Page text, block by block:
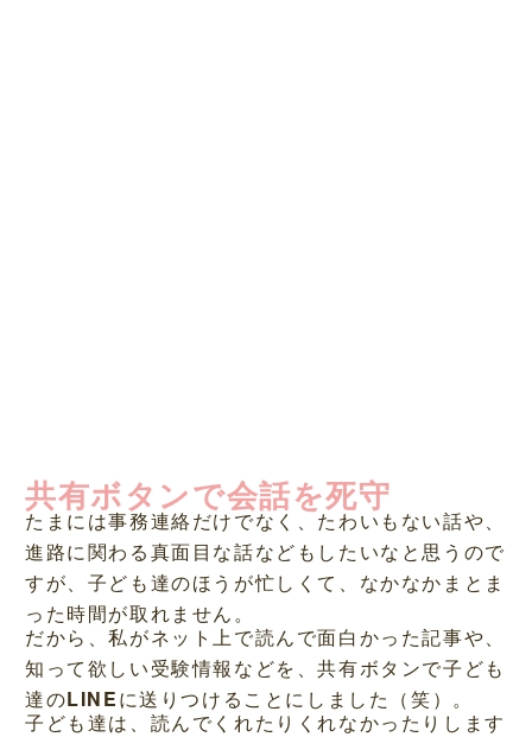
共有ボタンで会話を死守
たまには事務連絡だけでなく、たわいもない話や、
進路に関わる真面目な話などもしたいなと思うので
すが、子ども達のほうが忙しくて、なかなかまとま
った時間が取れません。
だから、私がネット上で読んで面白かった記事や、
知って欲しい受験情報などを、共有ボタンで子ども
達のLINEに送りつけることにしました（笑）。
子ども達は、読んでくれたりくれなかったりします